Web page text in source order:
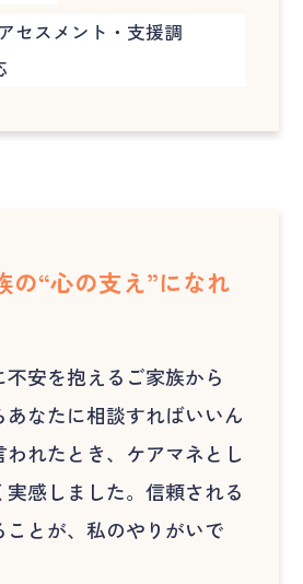
アセスメント・支援調
の“心の支え”になれ
安を抱えるご家族から
あなたに相談すればいいん
れたとき、ケアマネとし
感しました。信頼される
とが、私のやりがいで